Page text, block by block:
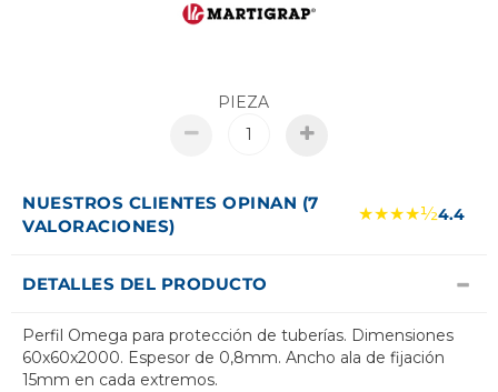
PIEZA
NUESTROS CLIENTES OPINAN (7
VALORACIONES)
★★★★½4.4
DETALLES DEL PRODUCTO
Perfil Omega para protección de tuberías. Dimensiones
60x60x2000. Espesor de 0,8mm. Ancho ala de fijación
15mm en cada extremos.